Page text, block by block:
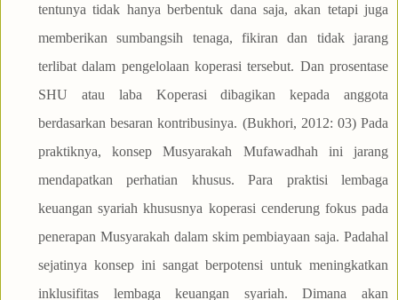
tentunya tidak hanya berbentuk dana saja, akan tetapi juga
memberikan sumbangsih tenaga, fikiran dan tidak jarang
terlibat dalam pengelolaan koperasi tersebut. Dan prosentase
SHU atau laba Koperasi dibagikan kepada anggota
berdasarkan besaran kontribusinya. (Bukhori, 2012: 03) Pada
praktiknya, konsep Musyarakah Mufawadhah ini jarang
mendapatkan perhatian khusus. Para praktisi lembaga
keuangan syariah khususnya koperasi cenderung fokus pada
penerapan Musyarakah dalam skim pembiayaan saja. Padahal
sejatinya konsep ini sangat berpotensi untuk meningkatkan
inklusifitas lembaga keuangan syariah. Dimana akan